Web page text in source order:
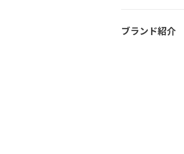
ブランド紹介